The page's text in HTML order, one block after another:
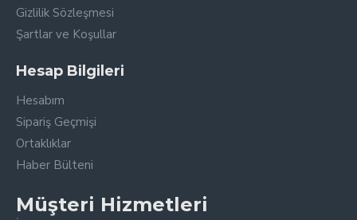
Gizlilik Sözleşmesi
Şartlar ve Koşullar
Hesap Bilgileri
Hesabım
Sipariş Geçmişi
Ortaklıklar
Haber Bülteni
Müşteri Hizmetleri